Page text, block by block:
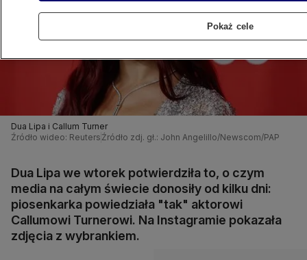
Dua Lipa i Callum Turner
Źródło wideo: Reuters Źródło zdj. gł.: John Angelillo/Newscom/PAP
Dua Lipa we wtorek potwierdziła to, o czym
media na całym świecie donosiły od kilku dni:
piosenkarka powiedziała "tak" aktorowi
Callumowi Turnerowi. Na Instagramie pokazała
zdjęcia z wybrankiem.
Pokaż cele